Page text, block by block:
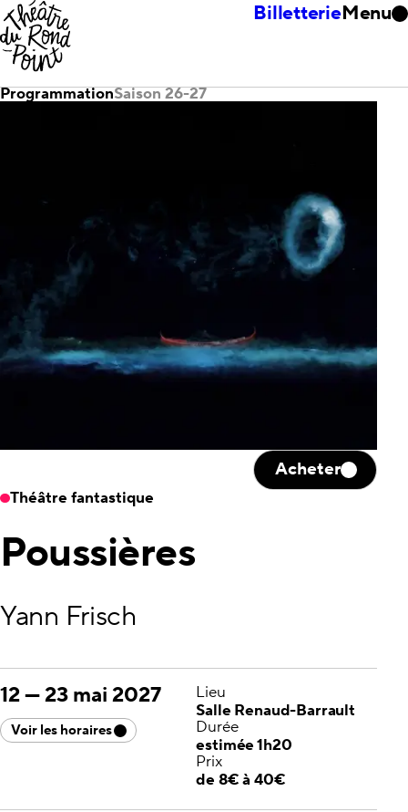
BilletterieMenu
ProgrammationSaison 26-27
Théâtre fantastique
Acheter
Poussières
Yann Frisch
12—23 mai 2027
Voir les horaires
Lieu
Salle Renaud-Barrault
Durée
estimée 1h20
Prix
de 8€ à 40€